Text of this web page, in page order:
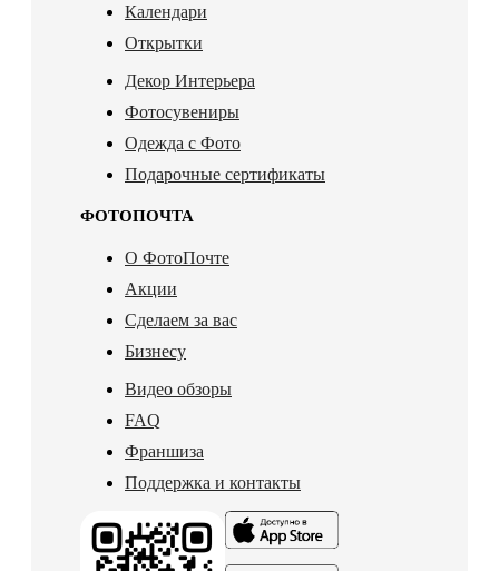
Календари
Открытки
Декор Интерьера
Фотосувениры
Одежда с Фото
Подарочные сертификаты
ФОТОПОЧТА
О ФотоПочте
Акции
Сделаем за вас
Бизнесу
Видео обзоры
FAQ
Франшиза
Поддержка и контакты